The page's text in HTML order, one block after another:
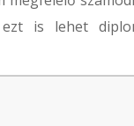
is lehet